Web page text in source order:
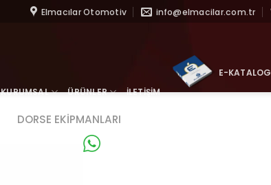
İçeriğe
Elmacılar Otomotiv info@elmacilar.com.tr
KURUMSAL ÜRÜNLER İLETİŞİM
E-KATALOG
DORSE EKİPMANLARI